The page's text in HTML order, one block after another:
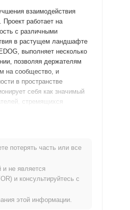
взаимодействия
работает на
с различными
в растущем ландшафте
выполняет несколько
позволяя держателям
на сообщество, и
в пространстве
себя как значимый
стремящихся
видение проекта и
и ранним
основная сеть была
развитие сосредоточилось
децентрализованных
запуска в октябре 2021
монет (ICO) или
потерять часть или все
не является
и консультируйтесь с
этой информации.